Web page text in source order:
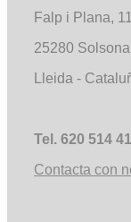
Falp i Plana, 11
25280 Solsona
Lleida -
Tel. 620 514
Contacta con